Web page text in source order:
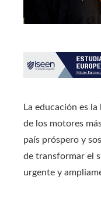
La educación es
de los motores
país próspero y
de transformar el
urgente y